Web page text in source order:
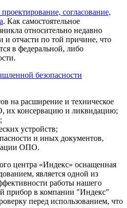
согласование,
. Как самостоятельное
относительно недавно
и отчасти по той причине, что
в федеральной, либо
безопасности
на расширение и техническое
их консервацию и ликвидацию;
устройств;
и иных документов,
ОПО.
центра «Индекс» оснащенная
является одной из
работы нашего
прибор в компании "Индекс"
перед использованием, что